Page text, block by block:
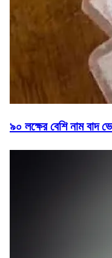
৯০ লক্ষের বেশি নাম বাদ